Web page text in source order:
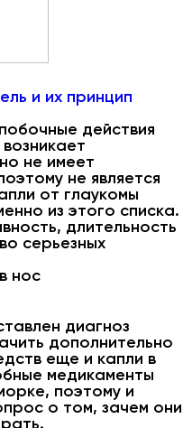
и их принцип
действия
не имеет
не является
от глаукомы
из этого списка.
длительность
серьезных
нос
диагноз
дополнительно
еще и капли в
медикаменты
поэтому и
о том, зачем они